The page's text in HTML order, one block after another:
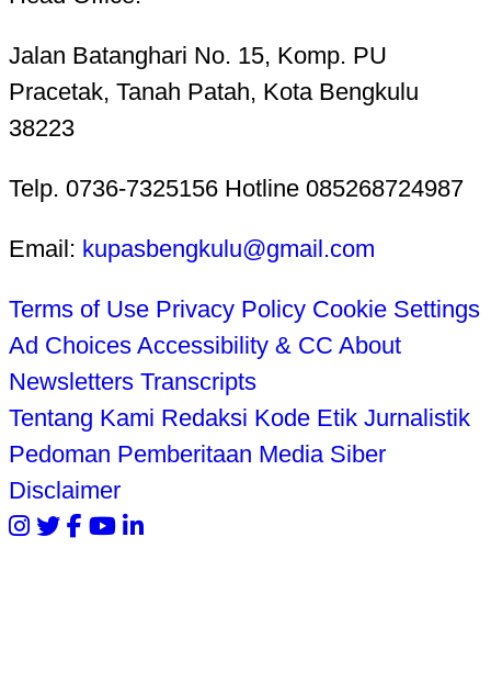
Jalan Batanghari No. 15, Komp. PU
Pracetak, Tanah Patah, Kota Bengkulu
38223
Telp. 0736-7325156 Hotline 085268724987
Email: kupasbengkulu@gmail.com
Terms of Use Privacy Policy Cookie Settings
Ad Choices Accessibility & CC About
Newsletters Transcripts
Tentang Kami Redaksi Kode Etik Jurnalistik
Pedoman Pemberitaan Media Siber
Disclaimer